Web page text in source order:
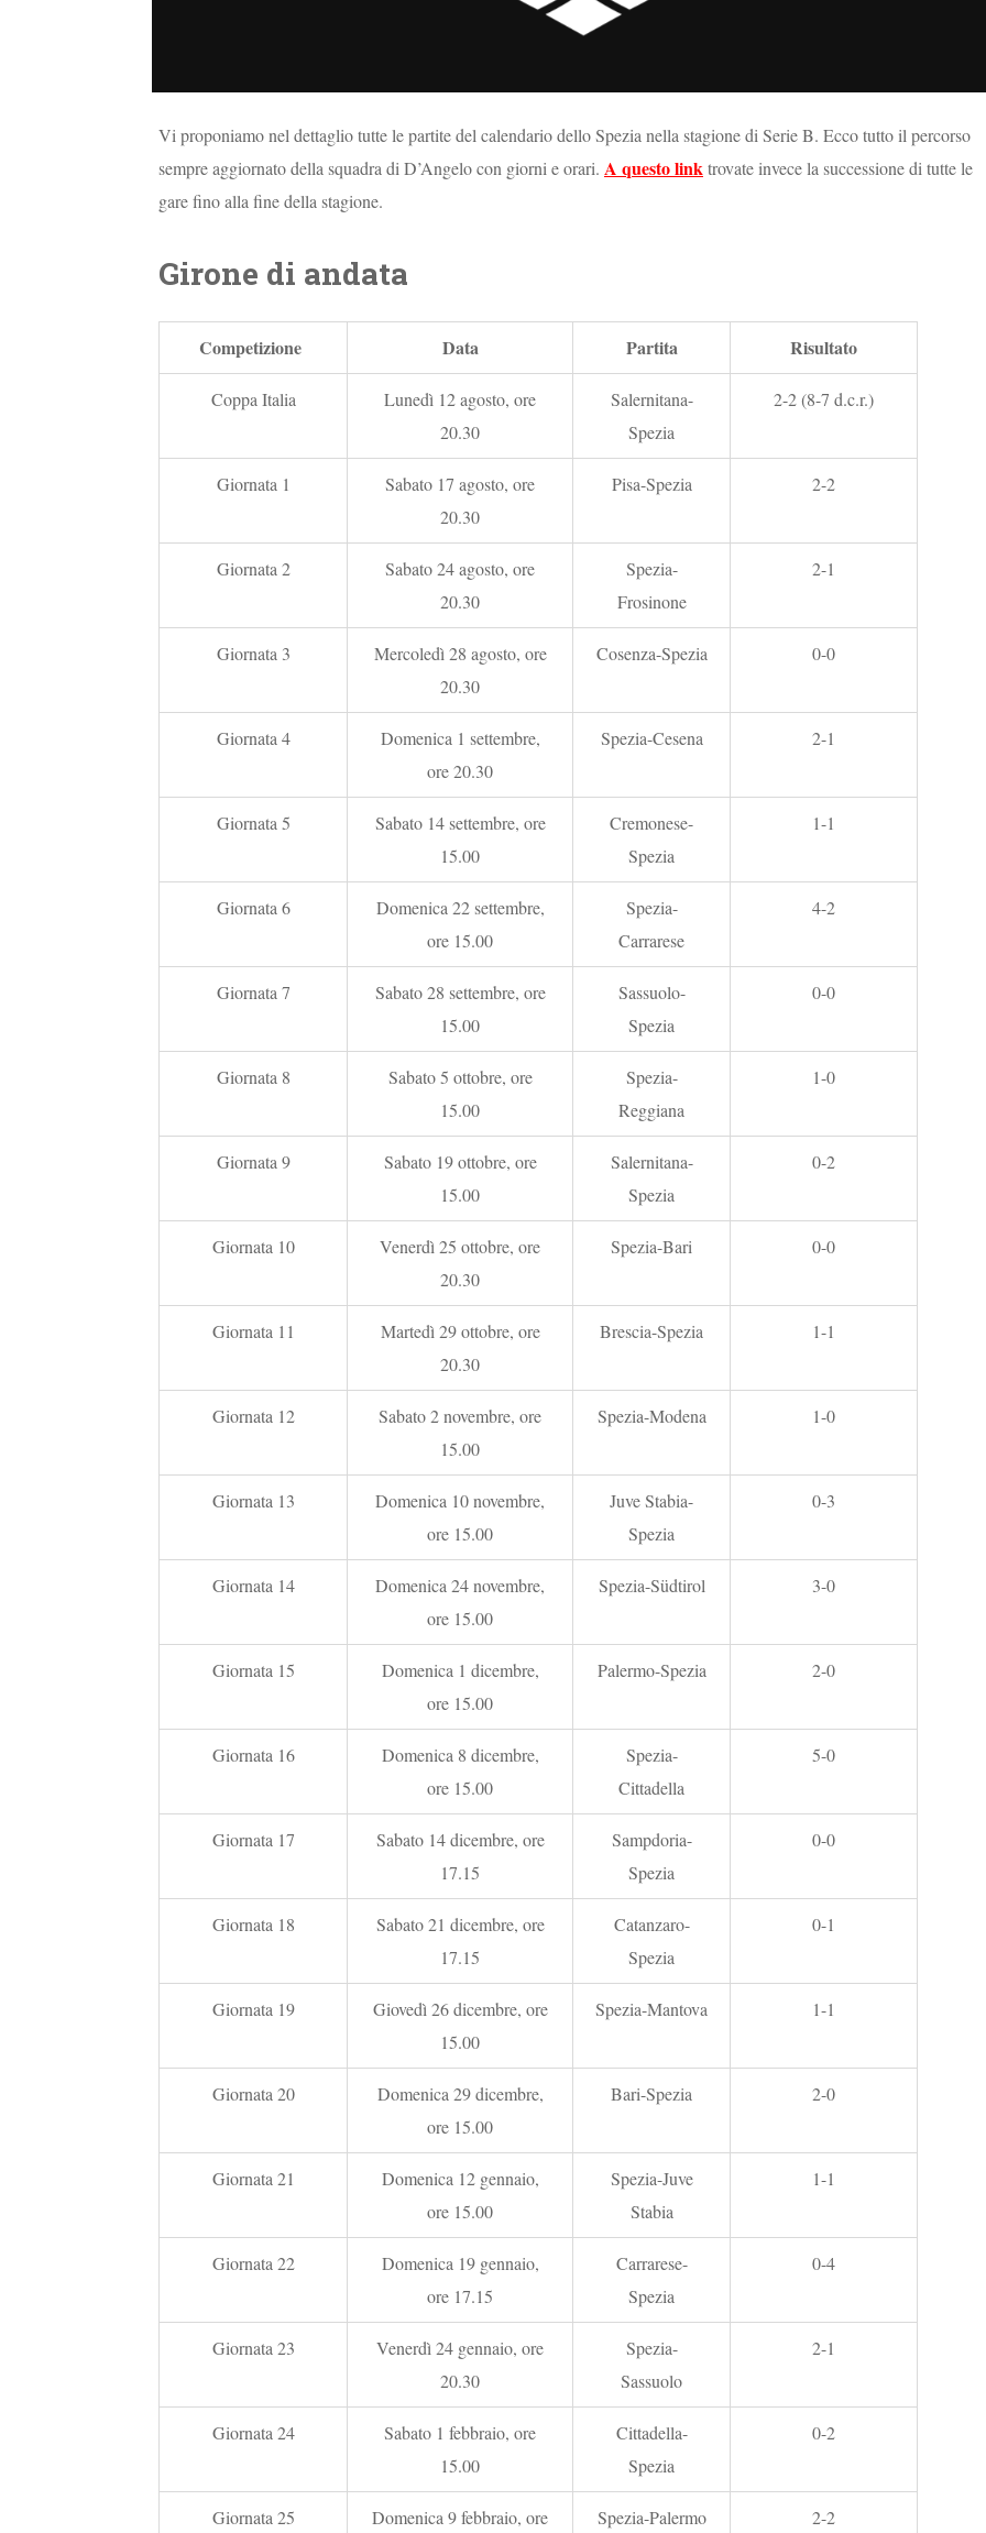
Vi proponiamo nel dettaglio tutte le partite del calendario dello Spezia nella stagione di Serie B. Ecco tutto il percorso
sempre aggiornato della squadra di D’Angelo con giorni e orari. A questo linktrovate invece la successione di tutte le
gare fino alla fine della stagione.
Girone di andata
Competizione Data Partita Risultato
Coppa Italia
Lunedì 12 agosto, ore
20.30
Salernitana-
Spezia
2-2 (8-7 d.c.r.)
Giornata 1
Sabato 17 agosto, ore
20.30
Pisa-Spezia 2-2
Giornata 2
Sabato 24 agosto, ore
20.30
Spezia-
Frosinone
2-1
Giornata 3
Mercoledì 28 agosto, ore
20.30
Cosenza-Spezia 0-0
Giornata 4
Domenica 1 settembre,
ore 20.30
Spezia-Cesena 2-1
Giornata 5
Sabato 14 settembre, ore
15.00
Cremonese-
Spezia
1-1
Giornata 6
Domenica 22 settembre,
ore 15.00
Spezia-
Carrarese
4-2
Giornata 7
Sabato 28 settembre, ore
15.00
Sassuolo-
Spezia
0-0
Giornata 8
Sabato 5 ottobre, ore
15.00
Spezia-
Reggiana
1-0
Giornata 9
Sabato 19 ottobre, ore
15.00
Salernitana-
Spezia
0-2
Giornata 10
Venerdì 25 ottobre, ore
20.30
Spezia-Bari 0-0
Giornata 11
Martedì 29 ottobre, ore
20.30
Brescia-Spezia 1-1
Giornata 12
Sabato 2 novembre, ore
15.00
Spezia-Modena 1-0
Giornata 13
Domenica 10 novembre,
ore 15.00
Juve Stabia-
Spezia
0-3
Giornata 14
Domenica 24 novembre,
ore 15.00
Spezia-Südtirol 3-0
Giornata 15
Domenica 1 dicembre,
ore 15.00
Palermo-Spezia 2-0
Giornata 16
Domenica 8 dicembre,
ore 15.00
Spezia-
Cittadella
5-0
Giornata 17
Sabato 14 dicembre, ore
17.15
Sampdoria-
Spezia
0-0
Giornata 18
Sabato 21 dicembre, ore
17.15
Catanzaro-
Spezia
0-1
Giornata 19
Giovedì 26 dicembre, ore
15.00
Spezia-Mantova 1-1
Giornata 20
Domenica 29 dicembre,
ore 15.00
Bari-Spezia 2-0
Giornata 21
Domenica 12 gennaio,
ore 15.00
Spezia-Juve
Stabia
1-1
Giornata 22
Domenica 19 gennaio,
ore 17.15
Carrarese-
Spezia
0-4
Giornata 23
Venerdì 24 gennaio, ore
20.30
Spezia-
Sassuolo
2-1
Giornata 24
Sabato 1 febbraio, ore
15.00
Cittadella-
Spezia
0-2
Giornata 25 Domenica 9 febbraio, ore Spezia-Palermo 2-2